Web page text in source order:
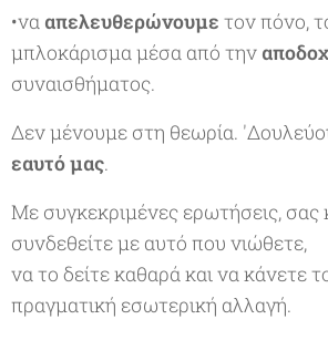
•να απελευθερώνουμε τον πόνο,
μπλοκάρισμα μέσα από την
συναισθήματος.
Δεν μένουμε στη θεωρία.
εαυτό μας.
Με συγκεκριμένες ερωτήσεις,
συνδεθείτε με αυτό που νιώθετε,
να το δείτε καθαρά και να κάνετε
πραγματική εσωτερική αλλαγή.